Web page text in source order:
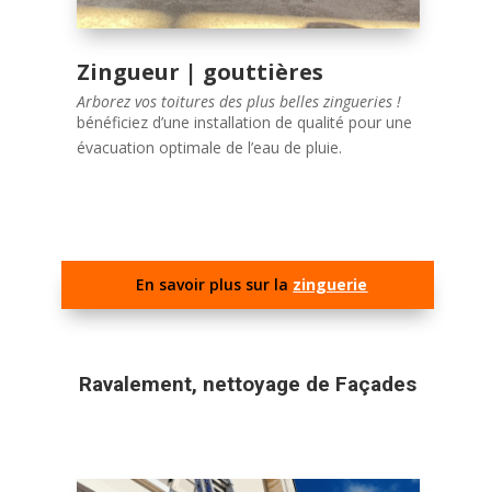
Zingueur | gouttières
Arborez vos toitures des plus belles zingueries !
bénéficiez d’une installation de qualité pour une
évacuation optimale de l’eau de pluie.
entretient vos gouttières et éléments de
zinguerie pour garantir une protection optimale
de votre toiture et de votre maison.
Faites confiance à notre savoir-faire et
demandez dès maintenant un devis gratuit et
sans engagement pour vos travaux de zinguerie
et gouttières à Aubenas en Ardèche.
En savoir plus sur la zinguerie
Ravalement, nettoyage de Façades
Aubenas en Ardèche : Redonnez